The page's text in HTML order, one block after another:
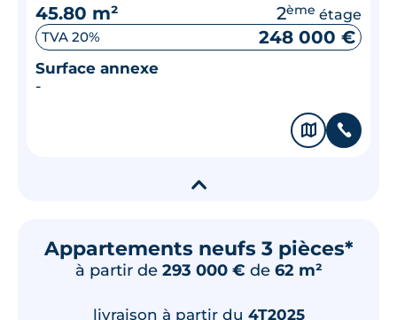
45.80 m²
2ème étage
TVA 20% 248 000 €
Surface annexe
-
🗞 📞
▾
Appartements neufs 3 pièces*
à partir de 293 000 € de 62 m²
livraison à partir du 4T2025